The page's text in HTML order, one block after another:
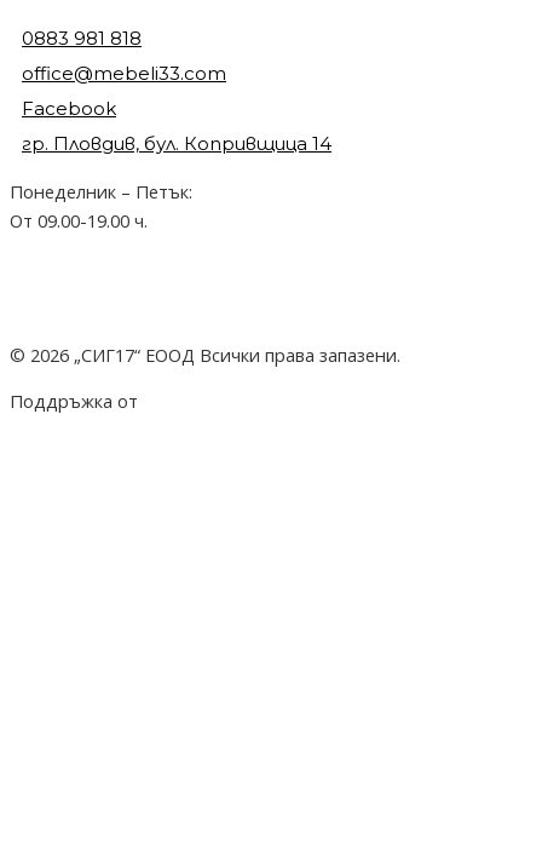
0883 981 818
office@mebeli33.com
Facebook
гр. Пловдив, бул. Копривщица 14
Понеделник – Петък:
От 09.00-19.00 ч.
© 2026 „СИГ17“ ЕООД Всички права запазени.
Поддръжка от